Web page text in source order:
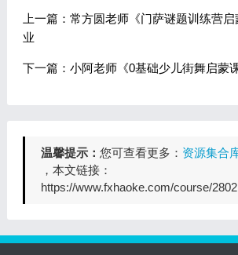
上一篇：常方圆老师《门萨谜题训练营
业
下一篇：小阿老师《0基础少儿街舞启蒙课
温馨提示： 您可查看更多： 资源集合
，本文链接：
https://www.fxhaoke.com/course/